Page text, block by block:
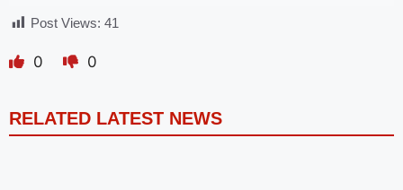
Post Views: 41
0 0
RELATED LATEST NEWS